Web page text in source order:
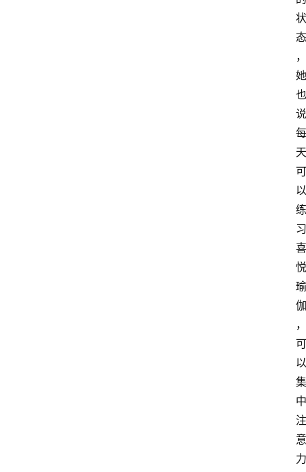
状
态
，
她
也
说
每
天
可
以
练
习
喜
悦
瑜
伽
，
可
以
集
中
注
意
力